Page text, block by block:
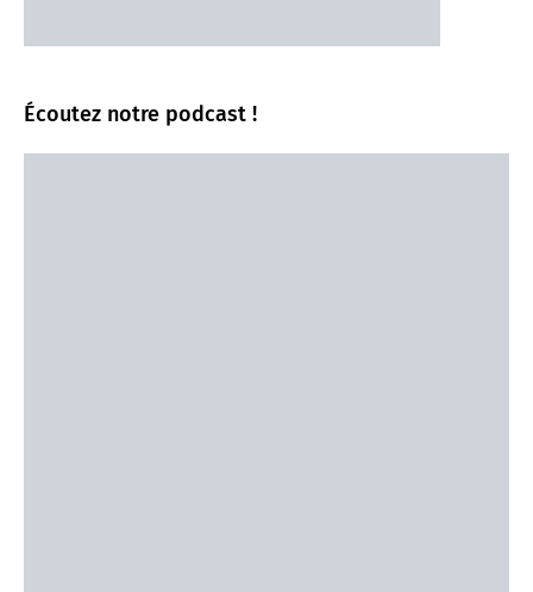
Écoutez notre podcast !